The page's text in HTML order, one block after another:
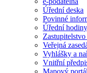
Úřední deska
Povinné
Úřední hodiny
Zastupitelstvo
Veřejná
Vyhlášky a
Vnitřní
Mapový portál